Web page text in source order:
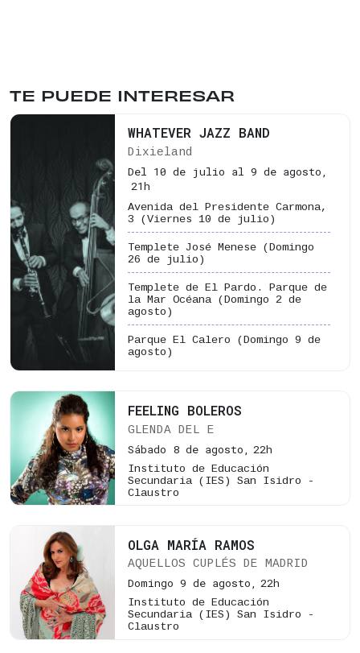
TE PUEDE INTERESAR
WHATEVER JAZZ BAND
Dixieland
Del 10 de julio al 9 de agosto,
21h
Avenida del Presidente Carmona,
3 (Viernes 10 de julio)
Templete José Menese (Domingo
26 de julio)
Templete de El Pardo. Parque de
la Mar Océana (Domingo 2 de
agosto)
Parque El Calero (Domingo 9 de
agosto)
FEELING BOLEROS
GLENDA DEL E
Sábado 8 de agosto, 22h
Instituto de Educación
Secundaria (IES) San Isidro -
Claustro
OLGA MARÍA RAMOS
AQUELLOS CUPLÉS DE MADRID
Domingo 9 de agosto, 22h
Instituto de Educación
Secundaria (IES) San Isidro -
Claustro